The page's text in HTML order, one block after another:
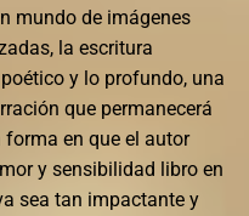
mundo de imágenes
la escritura
y lo profundo, una
que permanecerá
en que el autor
y sensibilidad libro en
sea tan impactante y